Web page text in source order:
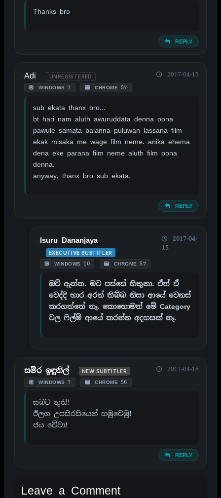
Thanks bro
REPLY
Adi UNREGISTERED
WINDOWS 7 CHROME 57
2017-04-15
sub ekata thanx bro…
bt hari nam aluth awuruddata denna oona
pawule samata balanna puluwan lassana film
ekak misaka me wage film neme. anika ehema
dena eke parana film neme aluth film oona
denna.
anyway, thanx bro sub ekata.
REPLY
Isuru Dananjaya
EXECUTIVE SUBTITLER
WINDOWS 10 CHROME 57
2017-04-
15
ඔව් ඇත්ත. මට පස්සේ හිතුනා. ඒත් ඒ
වෙද්දි භාර අරන් තිබ්බ නිසා ආයේ වෙනස්
කරගත්තේ නෑ. කොහොමත් මේ Category
වල ෆිල්ම් ආයේ කරන්න අදහසක් නෑ.
සමීර ඉඳුනිල් NEW SUBTITLER
WINDOWS 7 CHROME 56
2017-04-18
සබට තුති!
ඊලග උපසිරසියෙන් හමුවෙමු!
ජය වේවා!
REPLY
Leave a Comment